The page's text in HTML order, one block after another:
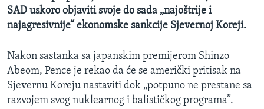
Jezici
SAD uskoro objaviti svoje do sada „najoštrije i
najagresivnije“ ekonomske sankcije Sjevernoj Koreji.
Nakon sastanka sa japanskim premijerom Shinzo
Abeom, Pence je rekao da će se američki pritisak na
Sjevernu Koreju nastaviti dok „potpuno ne prestane sa
razvojem svog nuklearnog i balističkog programa”.